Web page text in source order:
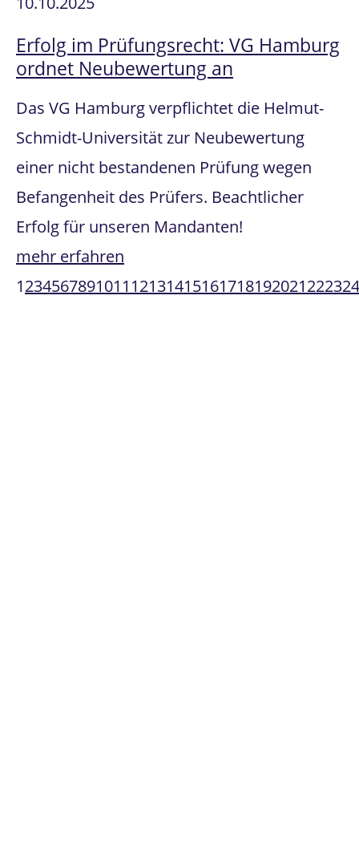
Erfolg im Prüfungsrecht: VG Hamburg
ordnet Neubewertung an
Das VG Hamburg verpflichtet die Helmut-
Schmidt-Universität zur Neubewertung
einer nicht bestandenen Prüfung wegen
Befangenheit des Prüfers. Beachtlicher
Erfolg für unseren Mandanten!
mehr erfahren
1234567891011 12131415161718192021222324